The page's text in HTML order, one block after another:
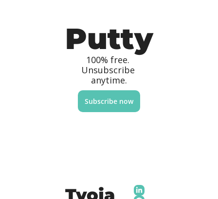
Putty
100% free.
Unsubscribe
anytime.
Subscribe now